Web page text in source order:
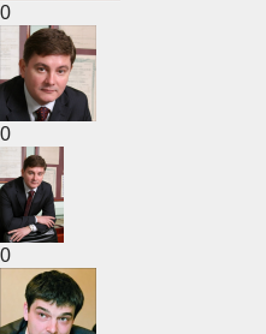
0
0
0